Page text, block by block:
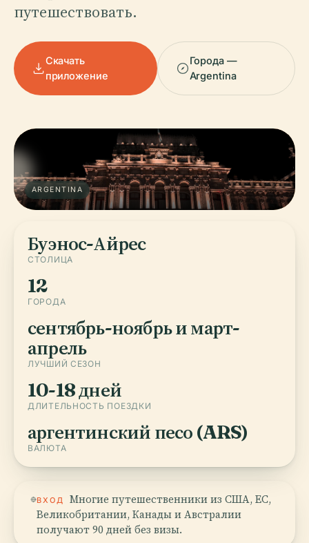
путешествовать.
Скачать
приложение
Города —
Argentina
ARGENTINA
Буэнос-Айрес
СТОЛИЦА
12
ГОРОДА
сентябрь-ноябрь и март-
апрель
ЛУЧШИЙ СЕЗОН
10-18 дней
ДЛИТЕЛЬНОСТЬ ПОЕЗДКИ
аргентинский песо (ARS)
ВАЛЮТА
ВХОД
Многие путешественники из США, ЕС,
Великобритании, Канады и Австралии
получают 90 дней без визы.